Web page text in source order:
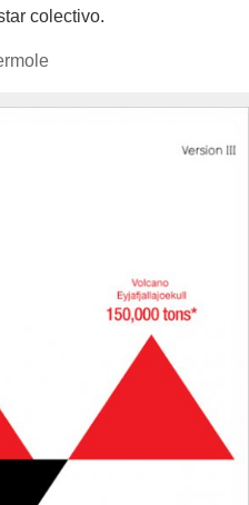
colectivo.
author/pierluigi-